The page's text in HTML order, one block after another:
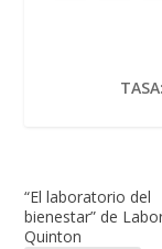
TASA:
“El laboratorio del
bienestar” de
Quinton